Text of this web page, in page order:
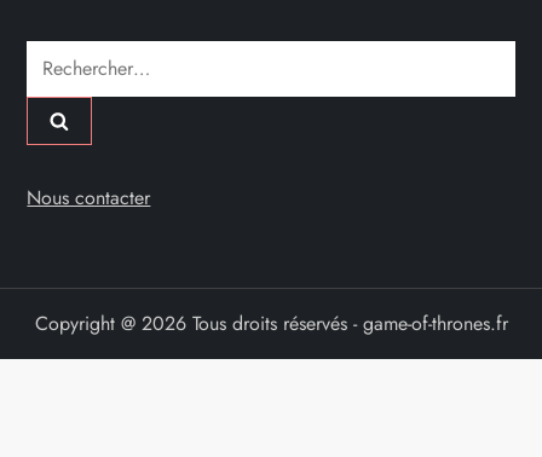
Rechercher :
Nous contacter
Copyright @ 2026 Tous droits réservés - game-of-thrones.fr